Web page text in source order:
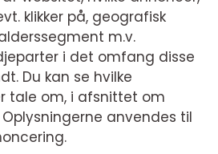
klikker på, geografisk
m.v.
i det omfang disse
Du kan se hvilke
tale om, i afsnittet om
Oplysningerne anvendes til